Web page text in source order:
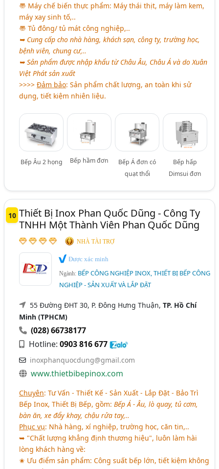
〠 Máy chế biến thực phẩm: Máy thái thịt, máy làm kem,
máy xay sinh tố,..
〠 Tủ đông/ tủ mát công nghiệp,..
➥ Cung cấp cho nhà hàng, khách sạn, công ty, trường học,
bệnh viên, chung cư,..
➥ Sản phẩm được nhập khẩu từ Châu Âu, Châu Á và do Xuân
Việt Phát sản xuất
>>>>Đảm bảo: Sản phẩm chất lượng, an toàn khi sử
dụng, tiết kiệm nhiên liệu.
Bếp Âu 2 họng Bếp hầm đơn
Bếp Á đơn có
quạt thổi
Bếp hấp
Dimsui đơn
10 Thiết Bị Inox Phan Quốc Dũng - Công Ty
TNHH Một Thành Viên Phan Quốc Dũng
NHÀ TÀI TRỢ
Được xác minh
Ngành: BẾP CÔNG NGHIỆP INOX, THIẾT BỊ BẾP CÔNG
NGHIỆP - SẢN XUẤT VÀ LẮP ĐẶT
55 Đường ĐHT 30, P. Đông Hưng Thuận,TP. Hồ Chí
Minh (TPHCM)
(028) 66738177
Hotline:0903 816 677
inoxphanquocdung@gmail.com
www.thietbibepinox.com
Chuyên: Tư Vấn - Thiết Kế - Sản Xuất - Lắp Đặt - Bảo Trì
Bếp Inox, Thiết Bị Bếp, gồm:Bếp Á - Âu, lò quay, tủ cơm,
bàn ăn, xe đẩy khay, chậu rửa tay,..
Phục vụ: Nhà hàng, xí nghiệp, trường học, căn tin,..
➥ "Chất lượng khẳng định thương hiệu", luôn làm hài
lòng khách hàng về:
✬ Ưu điểm sản phẩm: Công suất bếp lớn, tiết kiệm không